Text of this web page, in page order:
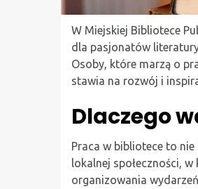
W Miejskiej Bibliotece
dla pasjonatów
Osoby, które marzą o
stawia na rozwój i
Dlaczego
Praca w bibliotece to
lokalnej społeczności,
organizowania